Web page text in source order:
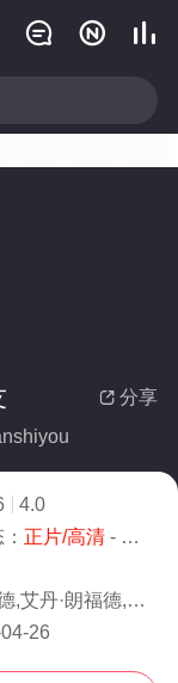
  
 分享
4.0
正片/高清- 免费在线观看
福德,娜塔莎·雷昂,尼克·克
26